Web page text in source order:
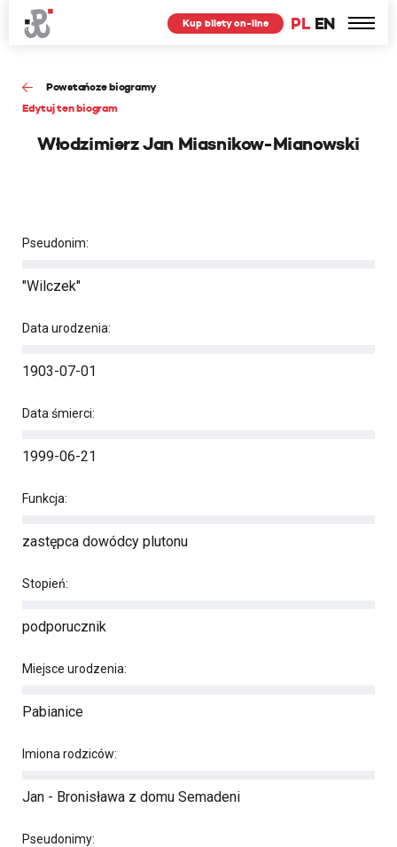
PL EN
Kup bilety on-line
Powstańcze biogramy
Edytuj ten biogram
Włodzimierz Jan Miasnikow-Mianowski
Pseudonim:
"Wilczek"
Data urodzenia:
1903-07-01
Data śmierci:
1999-06-21
Funkcja:
zastępca dowódcy plutonu
Stopień:
podporucznik
Miejsce urodzenia:
Pabianice
Imiona rodziców:
Jan - Bronisława z domu Semadeni
Pseudonimy: